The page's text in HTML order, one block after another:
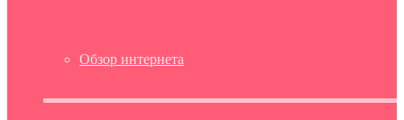
Обзор интернета